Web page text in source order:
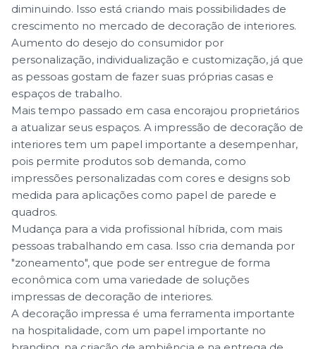
diminuindo. Isso está criando mais possibilidades de
crescimento no mercado de decoração de interiores.
Aumento do desejo do consumidor por
personalização, individualização e customização, já que
as pessoas gostam de fazer suas próprias casas e
espaços de trabalho.
Mais tempo passado em casa encorajou proprietários
a atualizar seus espaços. A impressão de decoração de
interiores tem um papel importante a desempenhar,
pois permite produtos sob demanda, como
impressões personalizadas com cores e designs sob
medida para aplicações como papel de parede e
quadros.
Mudança para a vida profissional híbrida, com mais
pessoas trabalhando em casa. Isso cria demanda por
"zoneamento", que pode ser entregue de forma
econômica com uma variedade de soluções
impressas de decoração de interiores.
A decoração impressa é uma ferramenta importante
na hospitalidade, com um papel importante no